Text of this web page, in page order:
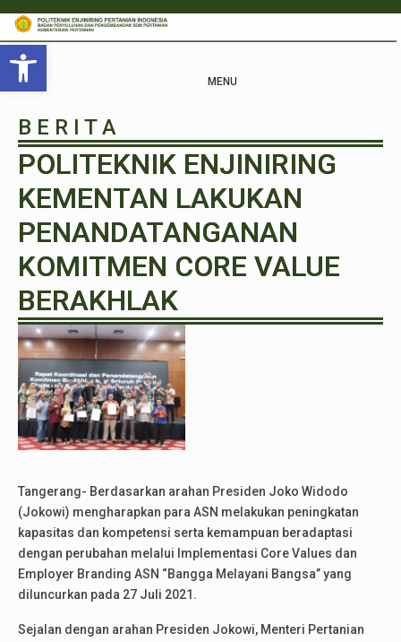
Open toolbar
MENU
B E R I T A
POLITEKNIK ENJINIRING
KEMENTAN LAKUKAN
PENANDATANGANAN
KOMITMEN CORE VALUE
BERAKHLAK
Tangerang- Berdasarkan arahan Presiden Joko Widodo
(Jokowi) mengharapkan para ASN melakukan peningkatan
kapasitas dan kompetensi serta kemampuan beradaptasi
dengan perubahan melalui Implementasi Core Values dan
Employer Branding ASN “Bangga Melayani Bangsa” yang
diluncurkan pada 27 Juli 2021.
Sejalan dengan arahan Presiden Jokowi, Menteri Pertanian